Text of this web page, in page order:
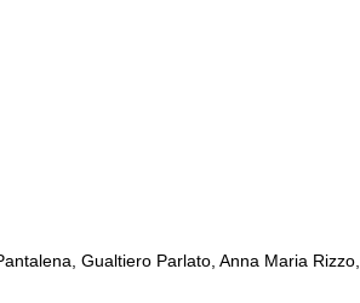
Gualtiero Parlato, Anna Maria